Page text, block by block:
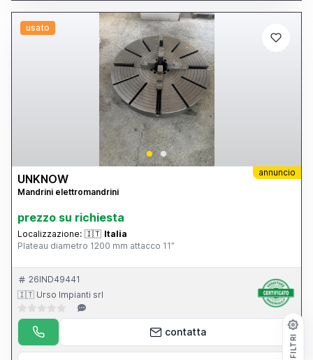
usato
annuncio
UNKNOW
Mandrini elettromandrini
prezzo su richiesta
Localizzazione: 🇮🇹 Italia
Plateau diametro 1200 mm attacco 11”
26IND49441
🇮🇹 Urso Impianti srl
contatta
FILTRI